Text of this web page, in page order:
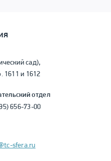
сад),
1611 и 1612
отдел
656-73-00
sfera.ru